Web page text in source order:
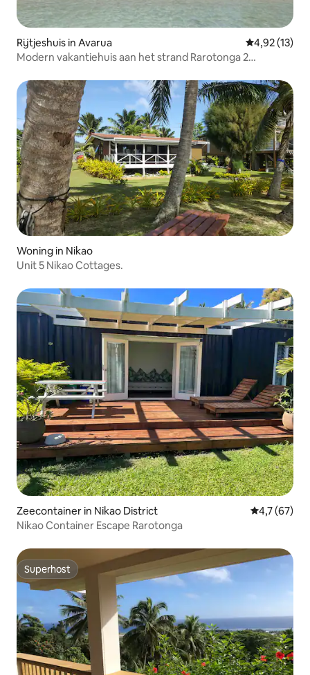
Rijtjeshuis in Avarua Gemiddelde
4,92 (13)
Modern vakantiehuis aan het strand Rarotonga 2
Woning in Nikao
Unit 5 Nikao Cottages.
Zeecontainer in Nikao District
4,7 (67)
Nikao Container Escape Rarotonga
Superhost
Superhost